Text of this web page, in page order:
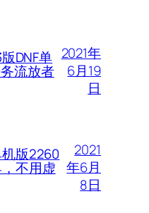
DNF单
流放者
2021年
6月19
日
版2260
不用虚
2021
年6月
8日